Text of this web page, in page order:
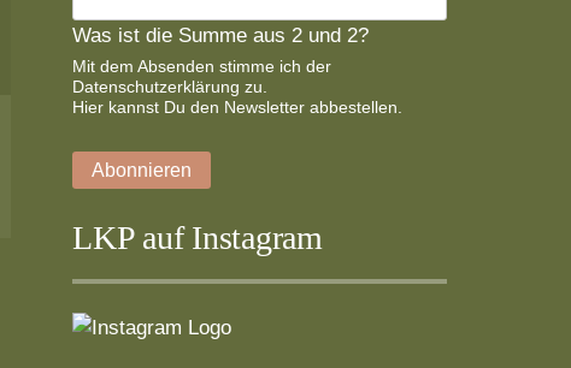
Was ist die Summe aus 2 und 2?
Mit dem Absenden stimme ich der
Datenschutzerklärung zu.
Hier kannst Du den Newsletter abbestellen.
Abonnieren
LKP auf Instagram